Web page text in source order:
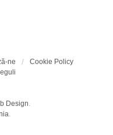
ne
Cookie Policy
Design.
.